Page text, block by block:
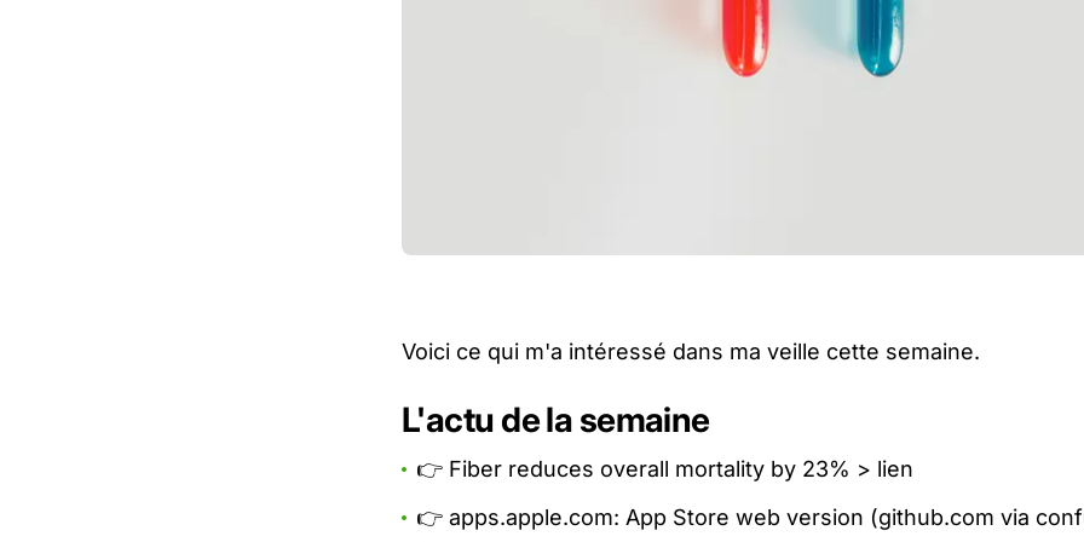
Voici ce qui m'a intéressé dans ma veille cette semaine.
L'actu de la semaine
👉 Fiber reduces overall mortality by 23% > lien
👉 apps.apple.com: App Store web version (github.com via